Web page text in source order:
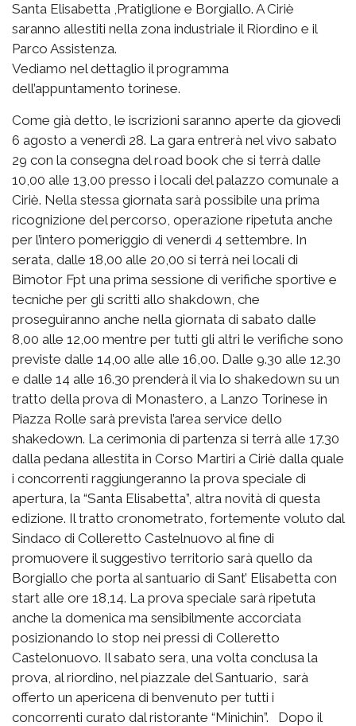
Santa Elisabetta ,Pratiglione e Borgiallo. A Ciriè
saranno allestiti nella zona industriale il Riordino e il
Parco Assistenza.
Vediamo nel dettaglio il programma
dell’appuntamento torinese.
Come già detto, le iscrizioni saranno aperte da giovedì
6 agosto a venerdì 28. La gara entrerà nel vivo sabato
29 con la consegna del road book che si terrà dalle
10,00 alle 13,00 presso i locali del palazzo comunale a
Ciriè. Nella stessa giornata sarà possibile una prima
ricognizione del percorso, operazione ripetuta anche
per l’intero pomeriggio di venerdì 4 settembre. In
serata, dalle 18,00 alle 20,00 si terrà nei locali di
Bimotor Fpt una prima sessione di verifiche sportive e
tecniche per gli scritti allo shakdown, che
proseguiranno anche nella giornata di sabato dalle
8,00 alle 12,00 mentre per tutti gli altri le verifiche sono
previste dalle 14,00 alle alle 16,00. Dalle 9.30 alle 12.30
e dalle 14 alle 16.30 prenderà il via lo shakedown su un
tratto della prova di Monastero, a Lanzo Torinese in
Piazza Rolle sarà prevista l’area service dello
shakedown. La cerimonia di partenza si terrà alle 17.30
dalla pedana allestita in Corso Martiri a Ciriè dalla quale
i concorrenti raggiungeranno la prova speciale di
apertura, la “Santa Elisabetta”, altra novità di questa
edizione. Il tratto cronometrato, fortemente voluto dal
Sindaco di Colleretto Castelnuovo al fine di
promuovere il suggestivo territorio sarà quello da
Borgiallo che porta al santuario di Sant’ Elisabetta con
start alle ore 18,14. La prova speciale sarà ripetuta
anche la domenica ma sensibilmente accorciata
posizionando lo stop nei pressi di Colleretto
Castelonuovo. Il sabato sera, una volta conclusa la
prova, al riordino, nel piazzale del Santuario, sarà
offerto un apericena di benvenuto per tutti i
concorrenti curato dal ristorante “Minichin”. Dopo il